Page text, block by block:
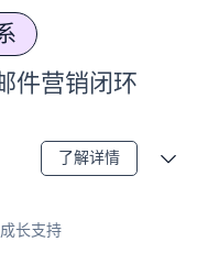
件营销闭环
了解详情
长支持